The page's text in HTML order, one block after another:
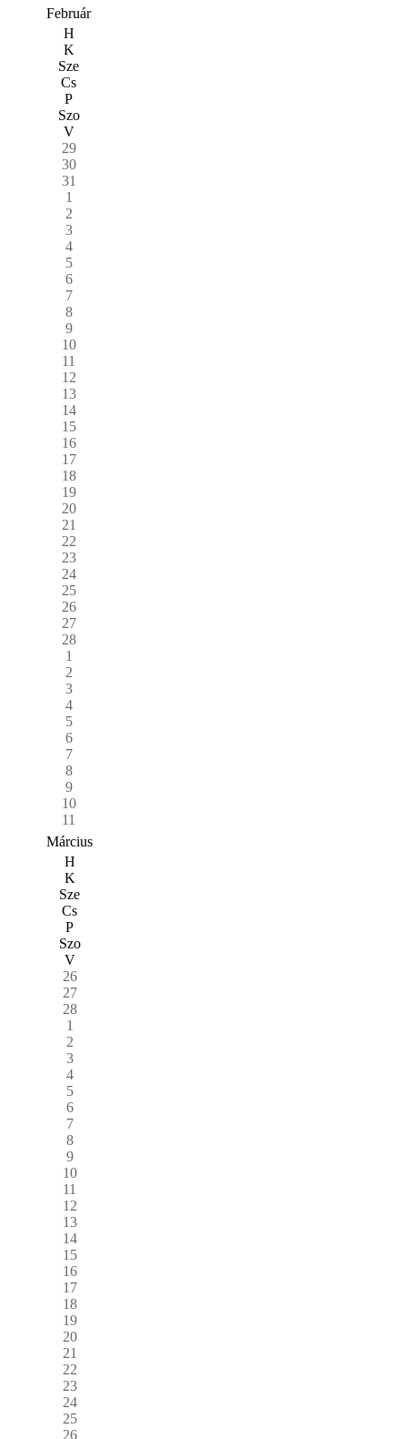
Február
H
K
Sze
Cs
P
Szo
V
29
30
31
1
2
3
4
5
6
7
8
9
10
11
12
13
14
15
16
17
18
19
20
21
22
23
24
25
26
27
28
1
2
3
4
5
6
7
8
9
10
11
Március
H
K
Sze
Cs
P
Szo
V
26
27
28
1
2
3
4
5
6
7
8
9
10
11
12
13
14
15
16
17
18
19
20
21
22
23
24
25
26